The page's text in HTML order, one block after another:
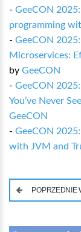
- GeeCON
programming
- GeeCON
Microservices:
by GeeCON
- GeeCON
You’ve Never
GeeCON
- GeeCON
with JVM and
POPRZEDNIE